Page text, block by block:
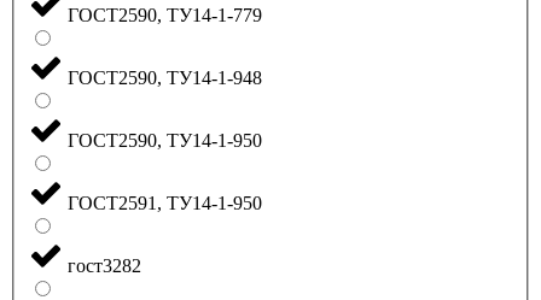
ГОСТ2590, ТУ14-1-779
ГОСТ2590, ТУ14-1-948
ГОСТ2590, ТУ14-1-950
ГОСТ2591, ТУ14-1-950
гост3282